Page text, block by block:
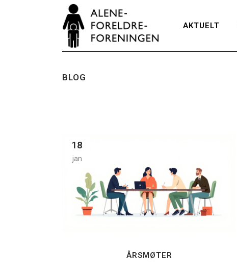
AKTUELT
BLOG
18
jan
ÅRSMØTER